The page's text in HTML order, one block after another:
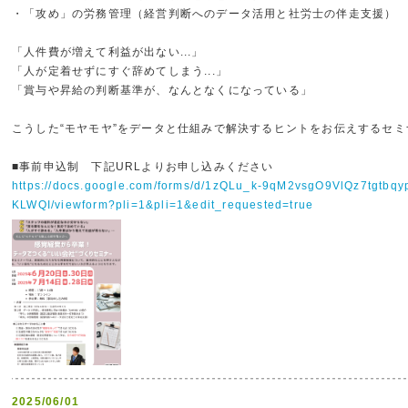
・「攻め」の労務管理（経営判断へのデータ活用と社労士の伴走支援）
「人件費が増えて利益が出ない...」
「人が定着せずにすぐ辞めてしまう...」
「賞与や昇給の判断基準が、なんとなくになっている」
こうした“モヤモヤ”をデータと仕組みで解決するヒントをお伝えするセミ
■事前申込制 下記URLよりお申し込みください
https://docs.google.com/forms/d/1zQLu_k-
KLWQI/viewform?pli=1&pli=1&edit_requested=true
2025/06/01